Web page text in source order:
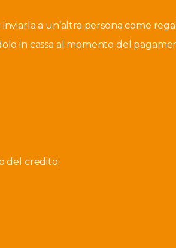
a un’altra persona come
in cassa al momento del
del credito;